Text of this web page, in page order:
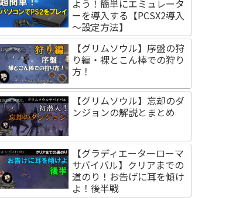
よう！簡単にエミュレータ
ーを導入する【PCSX2導入
～設定方法】
【グリムソウル】序盤の狩
り編・裸とこん棒での狩り
方！
【グリムソウル】忘却のダ
ンジョンの解説とまとめ
【グラディエーターローマ
サバイバル】クリアまでの
道のり！お告げに耳を傾け
よ！後半戦